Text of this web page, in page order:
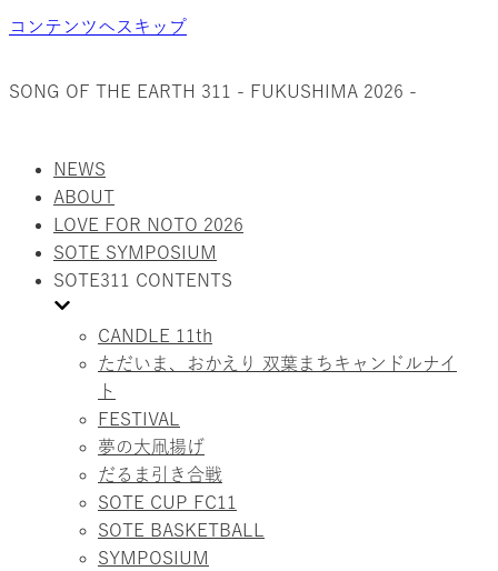
コンテンツへスキップ
SONG OF THE EARTH 311 - FUKUSHIMA 2026 -
NEWS
ABOUT
LOVE FOR NOTO 2026
SOTE SYMPOSIUM
SOTE311 CONTENTS
CANDLE 11th
ただいま、おかえり 双葉まちキャンドルナイ
ト
FESTIVAL
夢の大凧揚げ
だるま引き合戦
SOTE CUP FC11
SOTE BASKETBALL
SYMPOSIUM